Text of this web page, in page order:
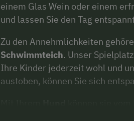
einem Glas Wein oder einem
und lassen Sie den Tag
Zu den Annehmlichkeiten
Schwimmteich. Unser
Ihre Kinder jederzeit wohl und
austoben, können Sie sich